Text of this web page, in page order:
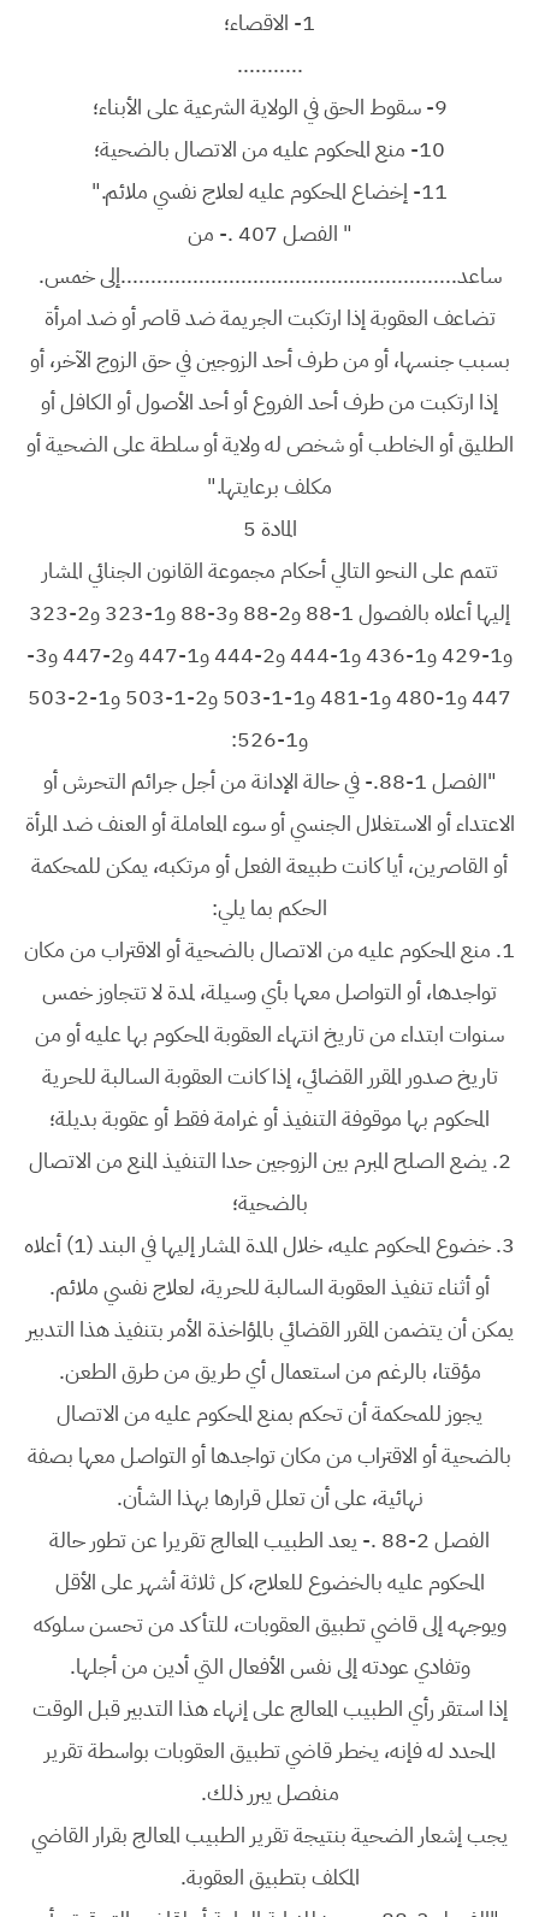
1- الاقصاء؛
...........
9- سقوط الحق في الولاية الشرعية على الأبناء؛
10- منع المحكوم عليه من الاتصال بالضحية؛
11- إخضاع المحكوم عليه لعلاج نفسي ملائم."
" الفصل 407 .- من
ساعد........................................................إلى خمس.
تضاعف العقوبة إذا ارتكبت الجريمة ضد قاصر أو ضد امرأة
بسبب جنسها، أو من طرف أحد الزوجين في حق الزوج الآخر، أو
إذا ارتكبت من طرف أحد الفروع أو أحد الأصول أو الكافل أو
الطليق أو الخاطب أو شخص له ولاية أو سلطة على الضحية أو
مكلف برعايتها."
المادة 5
تتمم على النحو التالي أحكام مجموعة القانون الجنائي المشار
إليها أعلاه بالفصول 1-88 و2-88 و3-88 و1-323 و2-323
و1-429 و1-436 و1-444 و2-444 و1-447 و2-447 و3-
447 و1-480 و1-481 و1-1-503 و2-1-503 و1-2-503
و1-526:
"الفصل 1-88.- في حالة الإدانة من أجل جرائم التحرش أو
الاعتداء أو الاستغلال الجنسي أو سوء المعاملة أو العنف ضد المرأة
أو القاصرين، أيا كانت طبيعة الفعل أو مرتكبه، يمكن للمحكمة
الحكم بما يلي:
1. منع المحكوم عليه من الاتصال بالضحية أو الاقتراب من مكان
تواجدها، أو التواصل معها بأي وسيلة، لمدة لا تتجاوز خمس
سنوات ابتداء من تاريخ انتهاء العقوبة المحكوم بها عليه أو من
تاريخ صدور المقرر القضائي، إذا كانت العقوبة السالبة للحرية
المحكوم بها موقوفة التنفيذ أو غرامة فقط أو عقوبة بديلة؛
2. يضع الصلح المبرم بين الزوجين حدا التنفيذ المنع من الاتصال
بالضحية؛
3.
خضوع المحكوم عليه، خلال المدة المشار إليها في البند (1) أعلاه
أو أثناء تنفيذ العقوبة السالبة للحرية، لعلاج نفسي ملائم.
يمكن أن يتضمن المقرر القضائي بالمؤاخذة الأمر بتنفيذ هذا التدبير
مؤقتا، بالرغم من استعمال أي طريق من طرق الطعن.
يجوز للمحكمة أن تحكم بمنع المحكوم عليه من الاتصال
بالضحية أو الاقتراب من مكان تواجدها أو التواصل معها بصفة
نهائية، على أن تعلل قرارها بهذا الشأن.
الفصل 2-88 .- يعد الطبيب المعالج تقريرا عن تطور حالة
المحكوم عليه بالخضوع للعلاج، كل ثلاثة أشهر على الأقل
ويوجهه إلى قاضي تطبيق العقوبات، للتأكد من تحسن سلوكه
وتفادي عودته إلى نفس الأفعال التي أدين من أجلها.
إذا استقر رأي الطبيب المعالج على إنهاء هذا التدبير قبل الوقت
المحدد له فإنه، يخطر قاضي تطبيق العقوبات بواسطة تقرير
منفصل يبرر ذلك.
يجب إشعار الضحية بنتيجة تقرير الطبيب المعالج بقرار القاضي
المكلف بتطبيق العقوبة.